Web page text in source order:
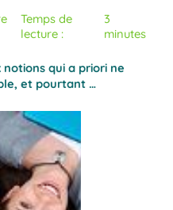
Temps de
lecture :
3
minutes
qui a priori ne
et pourtant …